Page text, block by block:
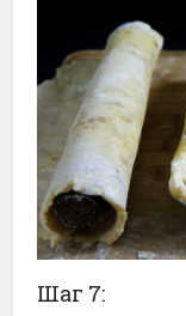
Шаг 7: